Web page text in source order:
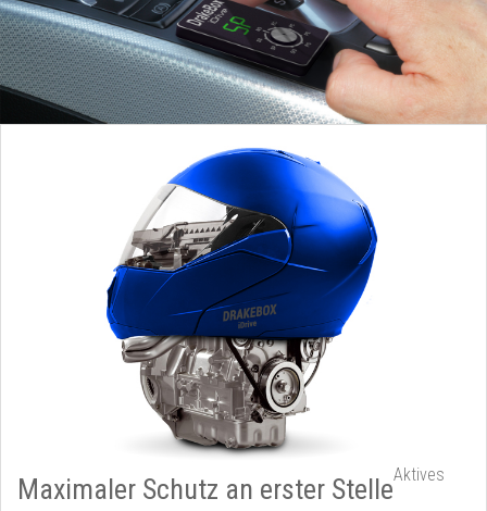
Maximaler Schutz an erster StelleAktives